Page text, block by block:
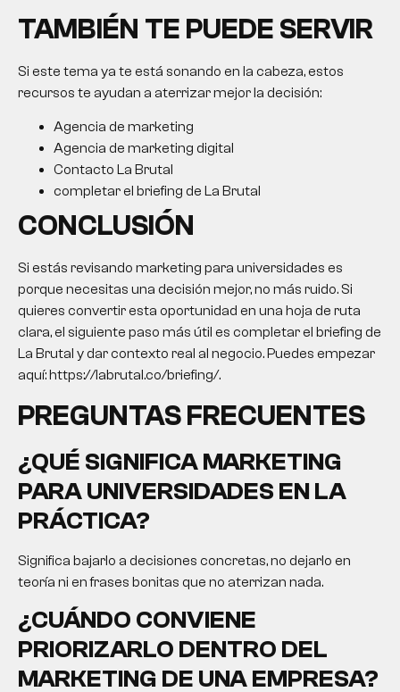
TAMBIÉN TE PUEDE SERVIR
Si este tema ya te está sonando en la cabeza, estos
recursos te ayudan a aterrizar mejor la decisión:
Agencia de marketing
Agencia de marketing digital
Contacto La Brutal
completar el briefing de La Brutal
CONCLUSIÓN
Si estás revisando marketing para universidades es
porque necesitas una decisión mejor, no más ruido. Si
quieres convertir esta oportunidad en una hoja de ruta
clara, el siguiente paso más útil es completar el briefing de
La Brutal y dar contexto real al negocio. Puedes empezar
aquí: https://labrutal.co/briefing/.
PREGUNTAS FRECUENTES
¿QUÉ SIGNIFICAMARKETING
PARA UNIVERSIDADES EN LA
PRÁCTICA?
Significa bajarlo a decisiones concretas, no dejarlo en
teoría ni en frases bonitas que no aterrizan nada.
¿CUÁNDO CONVIENE
PRIORIZARLO DENTRO DEL
MARKETING DE UNA EMPRESA?